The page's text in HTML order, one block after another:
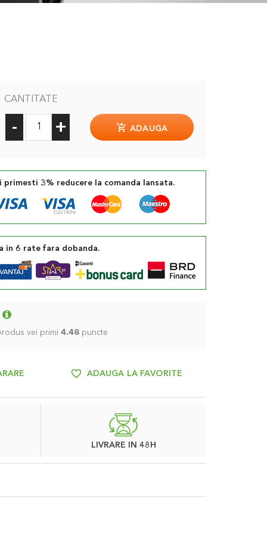
CANTITATE
- + ADAUGA
primesti 3% reducere la comanda lansata.
in 6 rate fara dobanda.
vei primi 4.48 puncte
ADAUGA LA FAVORITE
LIVRARE IN 48H